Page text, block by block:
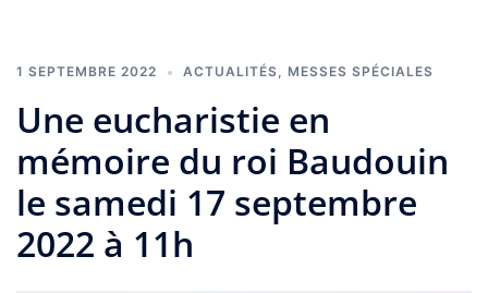
1 SEPTEMBRE 2022 ACTUALITÉS, MESSES SPÉCIALES
Une eucharistie en
mémoire du roi Baudouin
le samedi 17 septembre
2022 à 11h